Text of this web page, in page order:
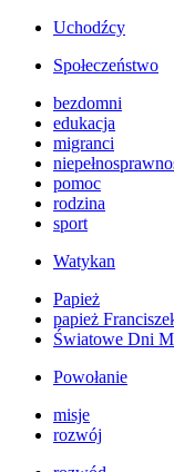
Uchodźcy
Społeczeństwo
bezdomni
edukacja
migranci
pomoc
rodzina
sport
Watykan
Papież
papież
Światowe Dni
Powołanie
misje
rozwój